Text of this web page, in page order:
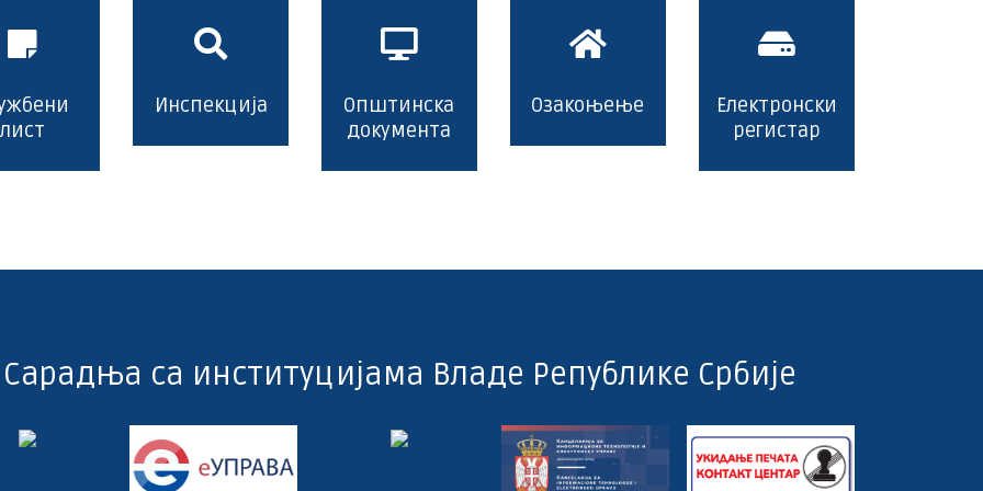
лист
Инспекција
Општинска
документа
Озакоњење
Електронски
регистар
Сарадња са институцијама Владе Републике Србије